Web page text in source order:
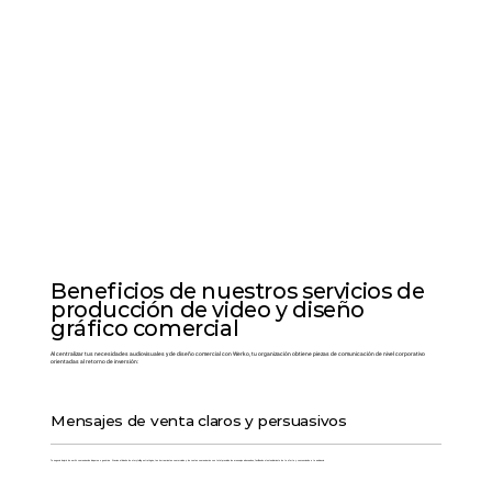
Beneficios de nuestros servicios de
producción de video y diseño
gráfico comercial
Al centralizar tus necesidades audiovisuales y de diseño comercial con Werko, tu organización obtiene piezas de comunicación de nivel corporativo
orientadas al retorno de inversión:
Mensajes de venta claros y persuasivos
Tu negocio dejará de emitir comunicación dispersa o genérica. Gracias al diseño de storytelling estratégico, tus herramientas comerciales y de ventas comunicarán con total precisión los mensajes adecuados, facilitando el entendimiento de tu oferta y convenciendo a tu audiencia.